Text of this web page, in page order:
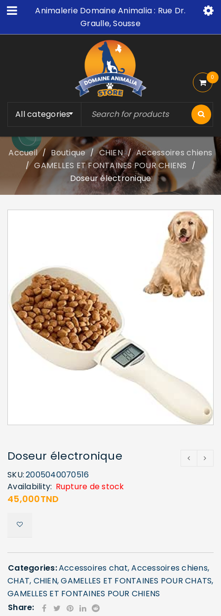
Animalerie Domaine Animalia : Rue Dr.
Graulle, Sousse
All categories
0
Accueil / Boutique / CHIEN / Accessoires chiens
/ GAMELLES ET FONTAINES POUR CHIENS /
Doseur électronique
Doseur électronique
SKU:2005040070516
Availability: Rupture de stock
45,000TND
Categories:Accessoires chat,Accessoires chiens,
CHAT, CHIEN,GAMELLES ET FONTAINES POUR CHATS,
GAMELLES ET FONTAINES POUR CHIENS
Share: